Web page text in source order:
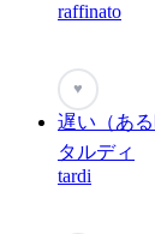
raffinato
♥
遅い（あ
タルディ
tardi